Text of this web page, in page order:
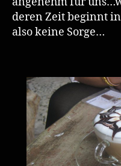
deren Zeit beginnt
also keine Sorge…